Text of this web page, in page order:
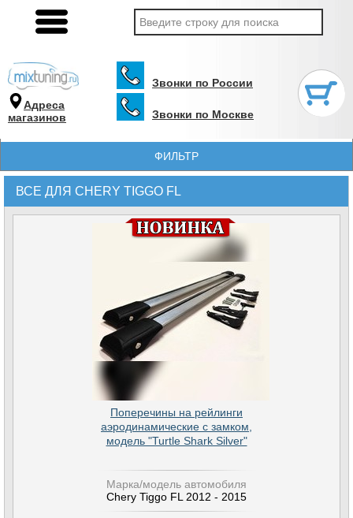
Адреса
магазинов
Звонки по России
Звонки по Москве
ФИЛЬТР
ВСЕ ДЛЯ CHERY TIGGO FL
Поперечины на рейлинги
аэродинамические с замком,
модель "Turtle Shark Silver"
Марка/модель автомобиля
Chery Tiggo FL 2012 - 2015